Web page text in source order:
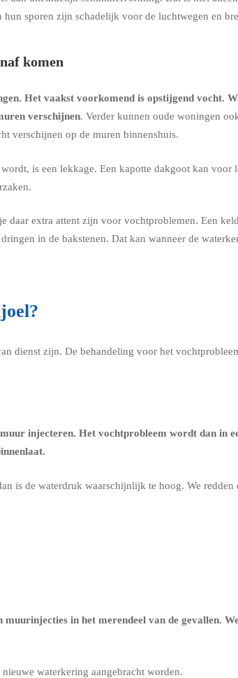
sporen zijn schadelijk voor de luchtwegen en
komen
Het vaakst voorkomend is opstijgend vocht.
verschijnen. Verder kunnen oude woningen
verschijnen op de muren binnenshuis.
is een lekkage. Een kapotte dakgoot kan voor
extra attent zijn voor vochtproblemen. Een
in de bakstenen. Dat kan wanneer de
dienst zijn. De behandeling voor het
injecteren. Het vochtprobleem wordt dan in
is de waterdruk waarschijnlijk te hoog. We redden
in het merendeel van de gevallen.
waterkering aangebracht worden.